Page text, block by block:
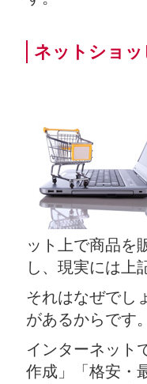
ネットショ
ット上で商品を
し、現実には上
それはなぜでし
があるからです
インターネット
作成」「格安・